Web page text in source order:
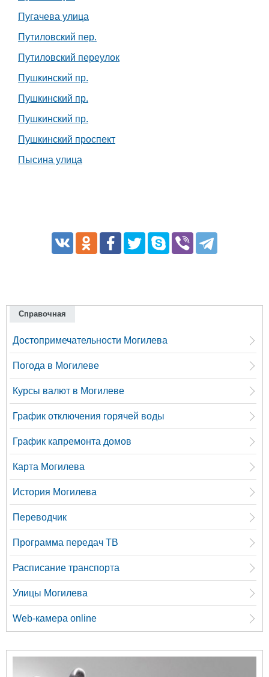
Пугачева улица
Путиловский пер.
Путиловский переулок
Пушкинский пр.
Пушкинский пр.
Пушкинский пр.
Пушкинский проспект
Пысина улица
Справочная
Достопримечательности Могилева
Погода в Могилеве
Курсы валют в Могилеве
График отключения горячей воды
График капремонта домов
Карта Могилева
История Могилева
Переводчик
Программа передач ТВ
Расписание транспорта
Улицы Могилева
Web-камера online